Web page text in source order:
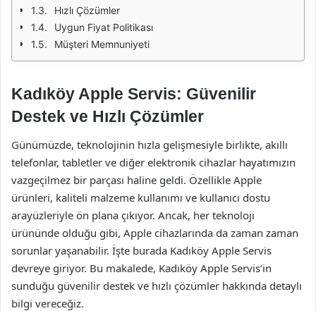
Hızlı Çözümler
Uygun Fiyat Politikası
Müşteri Memnuniyeti
Kadıköy Apple Servis: Güvenilir
Destek ve Hızlı Çözümler
Günümüzde, teknolojinin hızla gelişmesiyle birlikte, akıllı
telefonlar, tabletler ve diğer elektronik cihazlar hayatımızın
vazgeçilmez bir parçası haline geldi. Özellikle Apple
ürünleri, kaliteli malzeme kullanımı ve kullanıcı dostu
arayüzleriyle ön plana çıkıyor. Ancak, her teknoloji
ürününde olduğu gibi, Apple cihazlarında da zaman zaman
sorunlar yaşanabilir. İşte burada Kadıköy Apple Servis
devreye giriyor. Bu makalede, Kadıköy Apple Servis’in
sunduğu güvenilir destek ve hızlı çözümler hakkında detaylı
bilgi vereceğiz.